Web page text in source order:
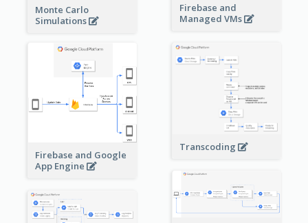
Firebase and
Managed VMs
Monte Carlo
Simulations
Firebase and Google
App Engine
Transcoding